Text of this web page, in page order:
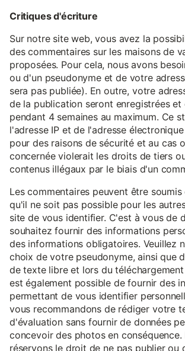
Critiques d'écriture
Sur notre site web, vous avez la
des commentaires sur les maisons de
proposées. Pour cela, nous avons
ou d'un pseudonyme et de votre
sera pas publiée). En outre, votre
de la publication seront enregistrées et
pendant 4 semaines au maximum. Ce
l'adresse IP et de l'adresse
pour des raisons de sécurité et au cas
concernée violerait les droits de tiers
contenus illégaux par le biais d'un
Les commentaires peuvent être
qu'il ne soit pas possible pour les
site de vous identifier. C'est à vous de
souhaitez fournir des informations
des informations obligatoires. Veuillez
choix de votre pseudonyme, ainsi que
de texte libre et lors du
est également possible de fournir des
permettant de vous identifier
vous recommandons de rédiger votre
d'évaluation sans fournir de données
concevoir des photos en conséquence.
réservons le droit de ne pas publier ou